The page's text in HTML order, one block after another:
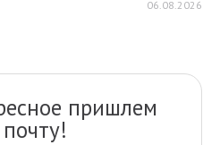
06.08.2026
пришлем